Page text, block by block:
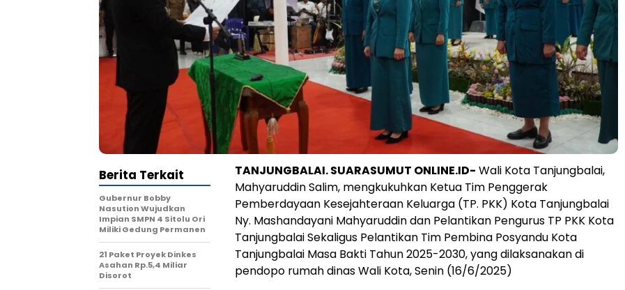
TANJUNGBALAI. SUARASUMUT ONLINE.ID- Wali Kota Tanjungbalai,
Mahyaruddin Salim, mengkukuhkan Ketua Tim Penggerak
Pemberdayaan Kesejahteraan Keluarga (TP. PKK) Kota Tanjungbalai
Ny. Mashandayani Mahyaruddin dan Pelantikan Pengurus TP PKK Kota
Tanjungbalai Sekaligus Pelantikan Tim Pembina Posyandu Kota
Tanjungbalai Masa Bakti Tahun 2025-2030, yang dilaksanakan di
pendopo rumah dinas Wali Kota, Senin (16/6/2025)
Berita Terkait
Gubernur Bobby
Nasution Wujudkan
Impian SMPN 4 Sitolu Ori
Miliki Gedung Permanen
21 Paket Proyek Dinkes
Asahan Rp.5,4 Miliar
Disorot